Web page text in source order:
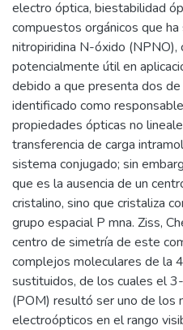
electro óptica, biestabilidad
compuestos orgánicos que
nitropiridina N-óxido (NPNO),
potencialmente útil en
debido a que presenta dos
identificado como
propiedades ópticas no
transferencia de carga
sistema conjugado; sin
que es la ausencia de un
cristalino, sino que cristaliza
grupo espacial P mna. Ziss,
centro de simetría de este
complejos moleculares de la
sustituidos, de los cuales el
(POM) resultó ser uno de los
electroópticos en el rango